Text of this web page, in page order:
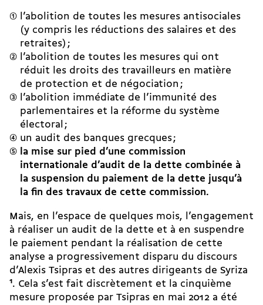
l’abolition de toutes les mesures antisociales
(y compris les réductions des salaires et des
retraites) ;
l’abolition de toutes les mesures qui ont
réduit les droits des travailleurs en matière
de protection et de négociation ;
l’abolition immédiate de l’immunité des
parlementaires et la réforme du système
électoral ;
un audit des banques grecques ;
la mise sur pied d’une commission
internationale d’audit de la dette combinée à
la suspension du paiement de la dette jusqu’à
la fin des travaux de cette commission.
Mais, en l’espace de quelques mois, l’engagement
à réaliser un audit de la dette et à en suspendre
le paiement pendant la réalisation de cette
analyse a progressivement disparu du discours
d’Alexis Tsipras et des autres dirigeants de Syriza
1. Cela s’est fait discrètement et la cinquième
mesure proposée par Tsipras en mai 2012 a été